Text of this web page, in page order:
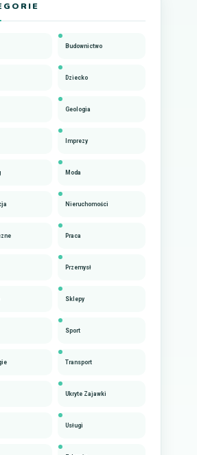
Budownictwo
Dziecko
Geologia
Imprezy
Moda
Nieruchomości
Praca
Przemysł
Sklepy
Sport
Transport
Ukryte Zajawki
Usługi